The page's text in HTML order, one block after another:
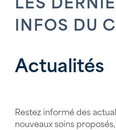
LES
INFOS DU
Actualités
Restez informé des
nouveaux soins